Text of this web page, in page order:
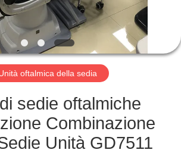
oftalmica della sedia
sedie oftalmiche
Combinazione
Unità GD7511